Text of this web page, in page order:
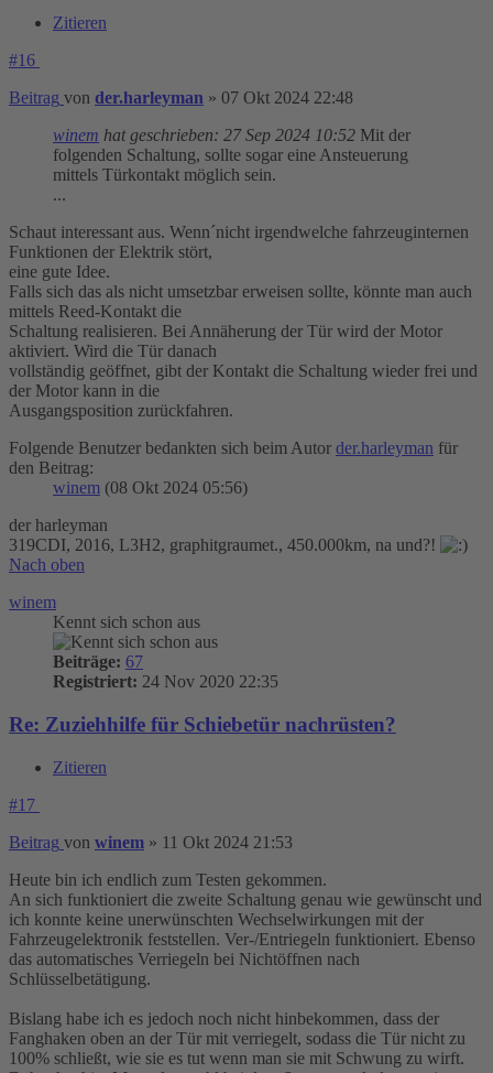
Zitieren
#16
Beitrag von der.harleyman » 07 Okt 2024 22:48
winem hat geschrieben: 27 Sep 2024 10:52 Mit der
folgenden Schaltung, sollte sogar eine Ansteuerung
mittels Türkontakt möglich sein.
...
Schaut interessant aus. Wenn´nicht irgendwelche fahrzeuginternen
Funktionen der Elektrik stört,
eine gute Idee.
Falls sich das als nicht umsetzbar erweisen sollte, könnte man auch
mittels Reed-Kontakt die
Schaltung realisieren. Bei Annäherung der Tür wird der Motor
aktiviert. Wird die Tür danach
vollständig geöffnet, gibt der Kontakt die Schaltung wieder frei und
der Motor kann in die
Ausgangsposition zurückfahren.
Folgende Benutzer bedankten sich beim Autor der.harleyman für
den Beitrag:
winem (08 Okt 2024 05:56)
der harleyman
319CDI, 2016, L3H2, graphitgraumet., 450.000km, na und?!
Nach oben
winem
Kennt sich schon aus
Beiträge: 67
Registriert: 24 Nov 2020 22:35
Re: Zuziehhilfe für Schiebetür nachrüsten?
Zitieren
#17
Beitrag von winem » 11 Okt 2024 21:53
Heute bin ich endlich zum Testen gekommen.
An sich funktioniert die zweite Schaltung genau wie gewünscht und
ich konnte keine unerwünschten Wechselwirkungen mit der
Fahrzeugelektronik feststellen. Ver-/Entriegeln funktioniert. Ebenso
das automatisches Verriegeln bei Nichtöffnen nach
Schlüsselbetätigung.
Bislang habe ich es jedoch noch nicht hinbekommen, dass der
Fanghaken oben an der Tür mit verriegelt, sodass die Tür nicht zu
100% schließt, wie sie es tut wenn man sie mit Schwung zu wirft.